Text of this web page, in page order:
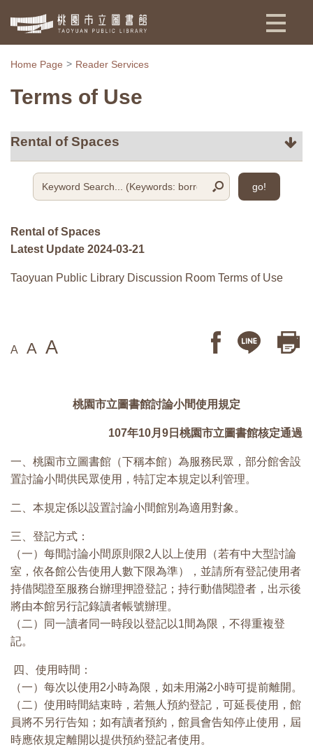
:::
Home Page Reader Services
Terms of Use
go!
Rental of Spaces
Latest Update 2024-03-21
Taoyuan Public Library Discussion Room Terms of Use
A A A
桃園市立圖書館討論小間使用規定
107年10月9日桃園市立圖書館核定通過
一、桃園市立圖書館（下稱本館）為服務民眾，部分館舍設
置討論小間供民眾使用，特訂定本規定以利管理。
二、本規定係以設置討論小間館別為適用對象。
三、登記方式：
（一）每間討論小間原則限2人以上使用（若有中大型討論
室，依各館公告使用人數下限為準），並請所有登記使用者
持借閱證至服務台辦理押證登記；持行動借閱證者，出示後
將由本館另行記錄讀者帳號辦理。
（二）同一讀者同一時段以登記以1間為限，不得重複登
記。
四、使用時間：
（一）每次以使用2小時為限，如未用滿2小時可提前離開。
（二）使用時間結束時，若無人預約登記，可延長使用，館
員將不另行告知；如有讀者預約，館員會告知停止使用，屆
時應依規定離開以提供預約登記者使用。